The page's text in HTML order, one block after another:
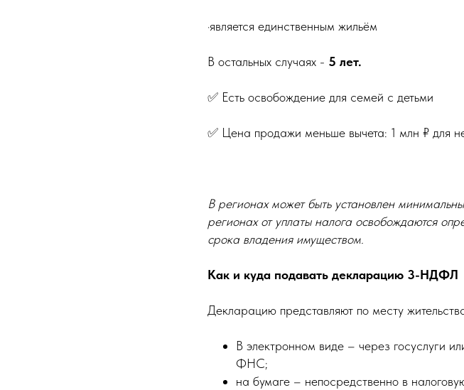
·является единственным жильём
В остальных случаях - 5 лет.
✅ Есть освобождение для семей с детьми
✅ Цена продажи меньше вычета: 1 млн ₽ для
В регионах может быть установлен
регионах от уплаты налога освобождаются
срока владения имуществом.
Как и куда подавать декларацию 3-НДФЛ
Декларацию представляют по месту
В электронном виде – через госуслуги
ФНС;
на бумаге – непосредственно в